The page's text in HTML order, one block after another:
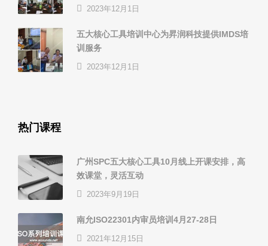
2023年12月1日
五大核心工具培训中心为昇润科技提供IMDS培
训服务
2023年12月1日
热门课程
广州SPC五大核心工具10月线上开课安排，高
效课堂，灵活互动
2023年9月19日
南允ISO22301内审员培训4月27-28日
2021年12月15日